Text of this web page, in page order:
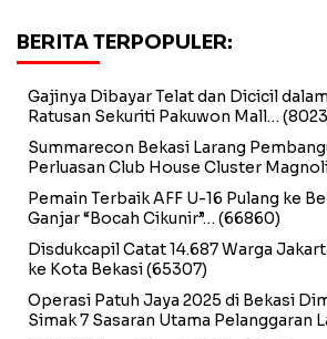
BERITA TERPOPULER:
Gajinya Dibayar Telat dan Dicicil
Ratusan Sekuriti Pakuwon Mall…
Summarecon Bekasi Larang
Perluasan Club House Cluster
Pemain Terbaik AFF U-16 Pulang ke
Ganjar “Bocah Cikunir”… (66860)
Disdukcapil Catat 14.687 Warga
ke Kota Bekasi(65307)
Operasi Patuh Jaya 2025 di Bekasi
Simak 7 Sasaran Utama Pelanggaran